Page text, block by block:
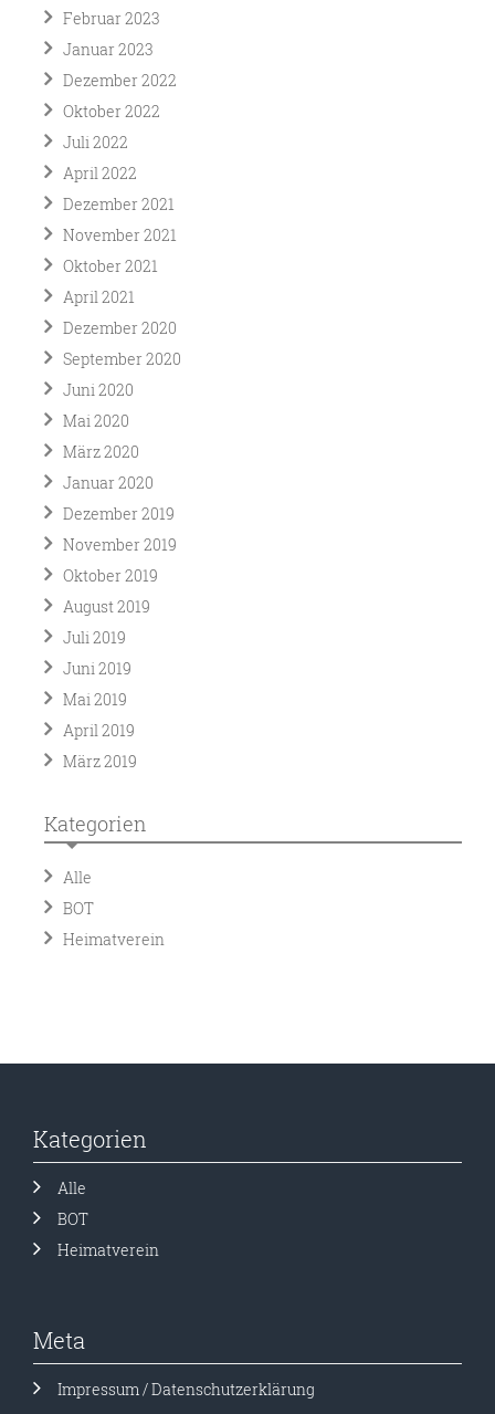
Februar 2023
Januar 2023
Dezember 2022
Oktober 2022
Juli 2022
April 2022
Dezember 2021
November 2021
Oktober 2021
April 2021
Dezember 2020
September 2020
Juni 2020
Mai 2020
März 2020
Januar 2020
Dezember 2019
November 2019
Oktober 2019
August 2019
Juli 2019
Juni 2019
Mai 2019
April 2019
März 2019
Kategorien
Alle
BOT
Heimatverein
Kategorien
Alle
BOT
Heimatverein
Meta
Impressum / Datenschutzerklärung